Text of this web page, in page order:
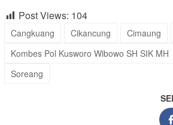
Post Views: 104
Cangkuang Cikancung Cimaung
Kombes Pol Kusworo Wibowo SH SIK MH
Soreang